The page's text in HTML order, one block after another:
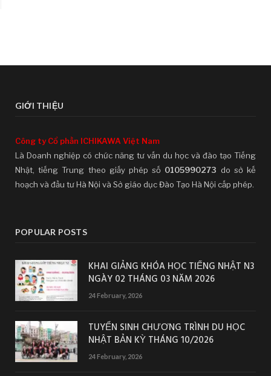
GIỚI THIỆU
Công ty Cổ phần ICHIKAWA Việt Nam
Là Doanh nghiệp có chức năng tư vấn du học và đào tạo Tiếng
Nhật, tiếng Trung theo giấy phép số 0105990273 do sở kế
hoạch và đầu tư Hà Nội và Sở giáo dục Đào Tạo Hà Nội cấp phép.
POPULAR POSTS
KHAI GIẢNG KHÓA HỌC TIẾNG NHẬT N3
NGÀY 02 THÁNG 03 NĂM 2026
24 February, 2026
TUYỂN SINH CHƯƠNG TRÌNH DU HỌC
NHẬT BẢN KỲ THÁNG 10/2026
24 February, 2026